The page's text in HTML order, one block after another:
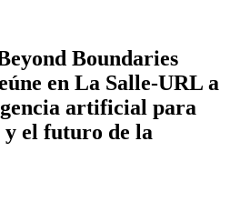
Boundaries
en La Salle-URL a
artificial para
el futuro de la